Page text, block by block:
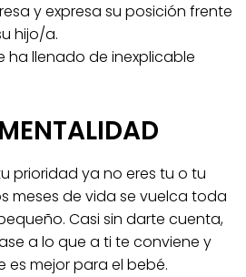
y expresa su posición frente
hijo/a.
ha llenado de inexplicable
prioridad ya no eres tu o tu
meses de vida se vuelca toda
Casi sin darte cuenta,
a lo que a ti te conviene y
es mejor para el bebé.